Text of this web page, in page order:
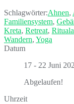
Schlagwörter:Ahnen,
Familiensystem,
Kreta, Retreat,
Wandern, Yoga
Datum
17 - 22 Juni
Abgelaufen!
Uhrzeit